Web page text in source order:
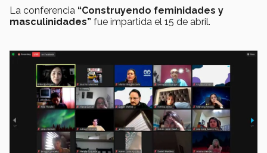
La conferencia “Construyendo feminidades y
masculinidades” fue impartida el 15 de abril.